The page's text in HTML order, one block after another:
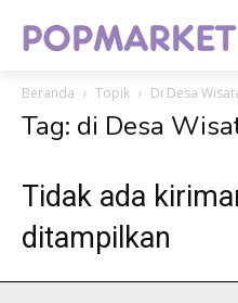
Beranda Topik Di Desa
Tag: di Desa
Tidak ada
ditampilkan